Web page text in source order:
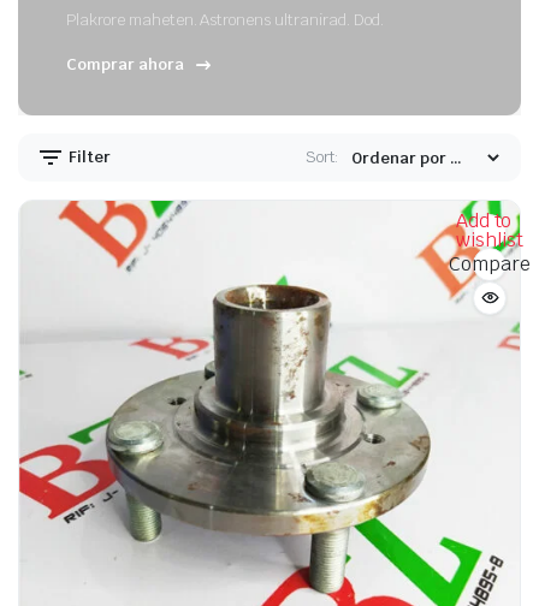
Plakrore maheten. Astronens ultranirad. Dod.
Comprar ahora
Filter Sort:
Add to
wishlist
Compare